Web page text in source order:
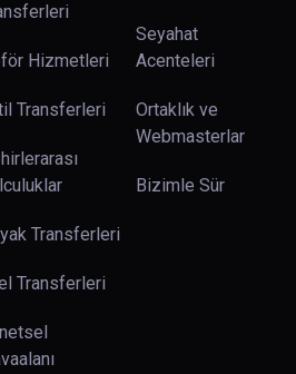
Hizmetleri
Transferleri
Transferleri
Transferleri
Seyahat
Acenteleri
Ortaklık ve
Webmasterlar
Bizimle Sür